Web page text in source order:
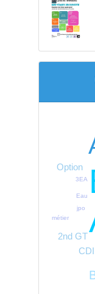
2nd GT
Option
CDI
Eau
3EA
jpo
métier